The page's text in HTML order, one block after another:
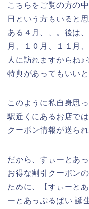
こちらをご覧の方の
日という方もいると
ある４月、、。後は
月、１０月、１１月
人に訪れますからね
特典があってもいい
このように私自身思
駅近くにあるお店で
クーポン情報が送ら
だから、すぃーとあ
お得な割引クーポン
ために、【すぃーと
ーとあっぷるぱい 誕